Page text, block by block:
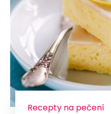
Recepty na pečení